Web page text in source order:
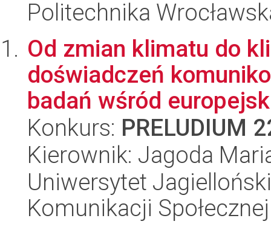
Politechnika
Od zmian klimatu do
doświadczeń
badań wśród
Konkurs: PRELUDIUM
Kierownik: Jagoda
Uniwersytet
Komunikacji Społecznej